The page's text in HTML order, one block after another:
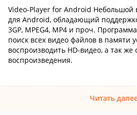
Video-Player for Android Небольшой
для Android, обладающий
3GP, MPEG4, MP4 и проч.
поиск всех видео файлов в памяти
воспроизводить HD-видео, а так же
воспроизведения.
Читать